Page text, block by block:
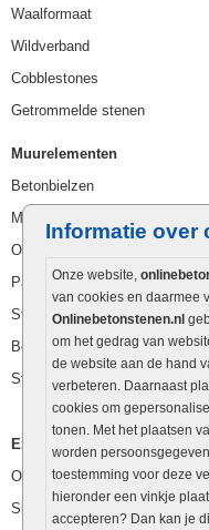
Informatie over
Onze website,
van cookies en daarmee
Onlinebetonstenen.nl
om het gedrag van
de website aan de hand
verbeteren. Daarnaast
cookies om
tonen. Met het plaatsen
worden
toestemming voor deze
hieronder een vinkje
accepteren? Dan kan je
Waalformaat
Wildverband
Cobblestones
Getrommelde stenen
Muurelementen
Betonbielzen
Muurstenen
Opsluitbanden
Palissaden
Stapelblokken
Betonblokken
Stapelstenen
Extra benodigdheden
Ophoogzand
Siergrind en siersplit